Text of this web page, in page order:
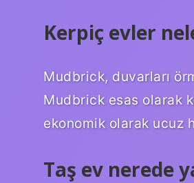
Kerpiç evler
Mudbrick, duvarları
Mudbrick esas olarak
ekonomik olarak ucuz
Taş ev nerede